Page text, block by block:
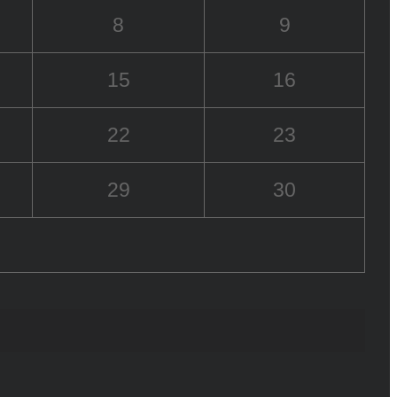
8 9
15 16
22 23
29 30